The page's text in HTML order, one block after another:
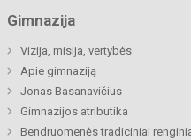
Gimnazija
Vizija, misija, vertybės
Apie gimnaziją
Jonas Basanavičius
Gimnazijos atributika
Bendruomenės tradiciniai